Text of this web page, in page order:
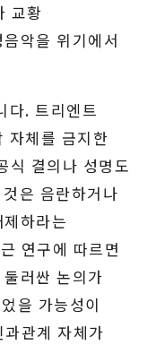
교황
악을 위기에서
다. 트리엔트
자체를 금지한
식 결의나 성명도
은 음란하거나
하라는
연구에 따르면
러싼 논의가
을 가능성이
관계 자체가